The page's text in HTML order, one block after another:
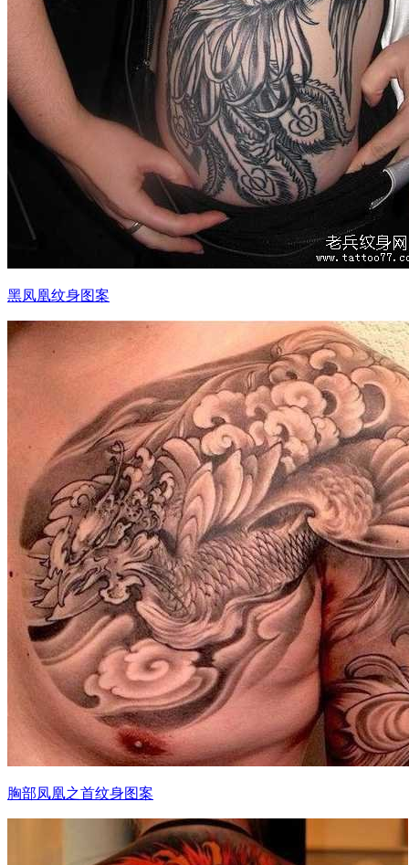
黑凤凰纹身图案
胸部凤凰之首纹身图案